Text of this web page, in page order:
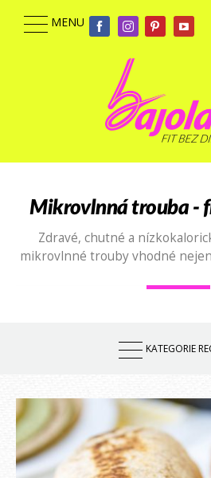
Mikrovlnná trouba -
Zdravé, chutné a
mikrovlnné trouby vhodné